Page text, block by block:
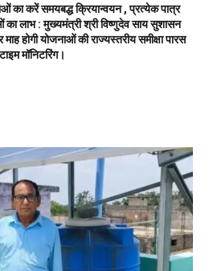
का करें समयबद्ध क्रियान्वयन , प्रत्येक पात्र
का लाभ : मुख्यमंत्री श्री विष्णुदेव साय सुशासन
होगी योजनाओं की राज्यस्तरीय समीक्षा पारस
मॉनिटरिंग।